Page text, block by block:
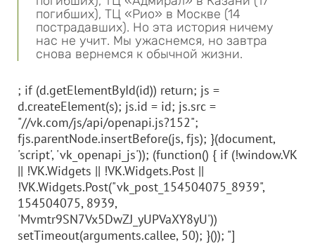
погибших), ТЦ «Рио» в Москве (14
пострадавших). Но эта история ничему
нас не учит. Мы ужаснемся, но завтра
снова вернемся к обычной жизни.
; if (d.getElementById(id)) return; js =
d.createElement(s); js.id = id; js.src =
"//vk.com/js/api/openapi.js?152";
fjs.parentNode.insertBefore(js, fjs); }(document,
'script', 'vk_openapi_js')); (function() { if (!window.VK
|| !VK.Widgets || !VK.Widgets.Post ||
!VK.Widgets.Post("vk_post_154504075_8939",
154504075, 8939,
'Mvmtr9SN7Vx5DwZJ_yUPVaXY8yU'))
setTimeout(arguments.callee, 50); }()); "]